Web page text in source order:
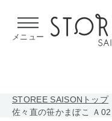
メニュー
STOREE SAISONトップ
佐々直の笹かまぼこ Ａ